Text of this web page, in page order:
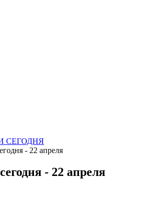
СЕГОДНЯ
- 22 апреля
- 22 апреля